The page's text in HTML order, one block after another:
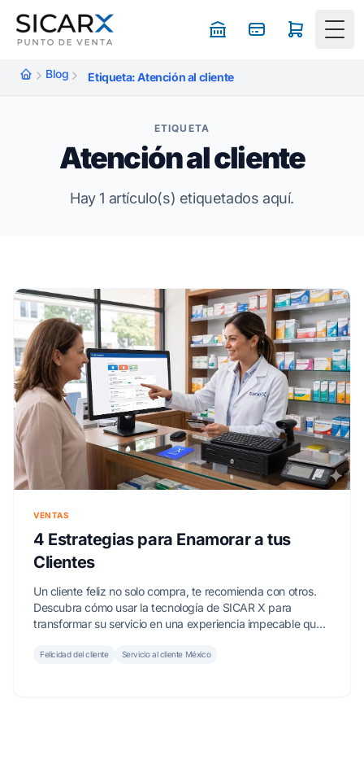
Blog Etiqueta: Atención al cliente
ETIQUETA
Atención al cliente
Hay 1 artículo(s) etiquetados aquí.
VENTAS
4 Estrategias para Enamorar a tus
Clientes
Un cliente feliz no solo compra, te recomienda con otros.
Descubra cómo usar la tecnología de SICAR X para
transformar su servicio en una experiencia impecable que
Felicidad del cliente Servicio al cliente México